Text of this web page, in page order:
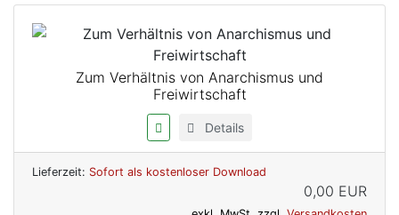
Zum Verhältnis von Anarchismus und
Freiwirtschaft
Details
Lieferzeit: Sofort als kostenloser Download
0,00 EUR